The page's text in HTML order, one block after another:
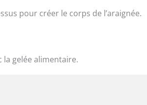
pour créer le corps de l’araignée.
la gelée alimentaire.